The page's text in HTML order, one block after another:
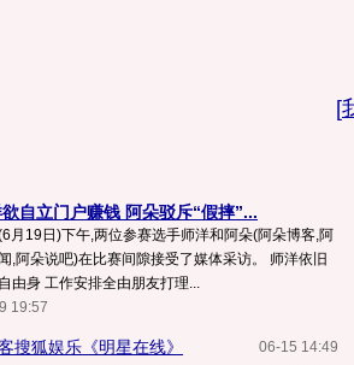
[
自立门户赚钱 阿朵驳斥“假摔”...
月19日)下午,两位参赛选手师洋和阿朵(阿朵博客,阿
,阿朵说吧)在比赛间隙接受了媒体采访。 师洋依旧
由身 工作安排全由朋友打理...
19:57
06-15 14:49
搜狐娱乐《明星在线》